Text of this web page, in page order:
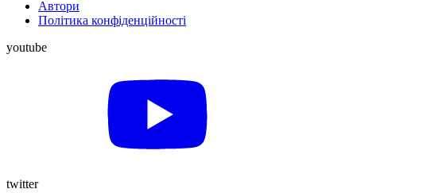
Автори
Політика конфіденційності
youtube
twitter